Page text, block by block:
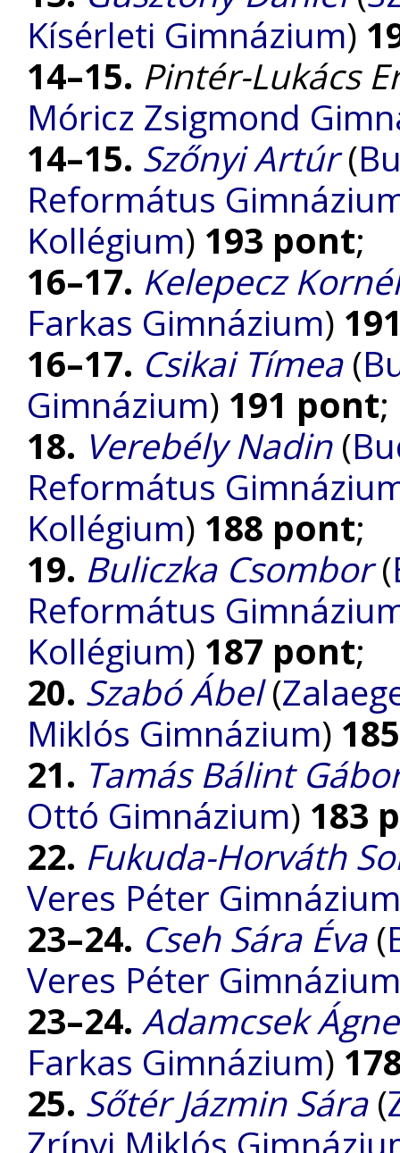
Kísérleti Gimnázium)
14–15. Pintér-Lukács
Móricz Zsigmond
14–15. Szőnyi Artúr(
Református
Kollégium) 193 pont;
16–17. Kelepecz
Farkas Gimnázium)
16–17. Csikai Tímea(
Gimnázium) 191 pont;
18. Verebély Nadin(
Református
Kollégium) 188 pont;
19. Buliczka Csombor(
Református
Kollégium) 187 pont;
20. Szabó Ábel(
Miklós Gimnázium)
21. Tamás Bálint
Ottó Gimnázium) 183
22. Fukuda-Horváth
Veres Péter Gimnázium
23–24. Cseh Sára Éva(
Veres Péter Gimnázium
23–24. Adamcsek
Farkas Gimnázium)
25. Sőtér Jázmin Sára(